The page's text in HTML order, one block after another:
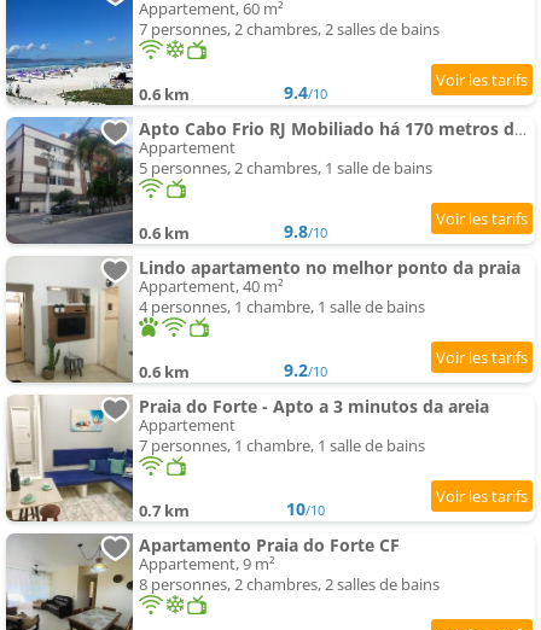
Appartement, 60 m²
7 personnes, 2 chambres, 2 salles de bains
0.6 km 9.4/10
Apto Cabo Frio RJ Mobiliado há 170 metros da Praia do Forte com Wi-Fi e Garagem coberta
Appartement
5 personnes, 2 chambres, 1 salle de bains
0.6 km 9.8/10
Lindo apartamento no melhor ponto da praia
Appartement, 40 m²
4 personnes, 1 chambre, 1 salle de bains
0.6 km 9.2/10
Praia do Forte - Apto a 3 minutos da areia
Appartement
7 personnes, 1 chambre, 1 salle de bains
0.7 km 10/10
Apartamento Praia do Forte CF
Appartement, 9 m²
8 personnes, 2 chambres, 2 salles de bains